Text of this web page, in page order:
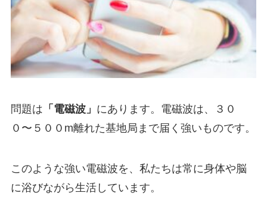
問題は 「電磁波」 にあります。電磁波は、
３０
０〜５００m離れた基地局まで届く強いものです。
このような強い電磁波を、私たちは常に身体や脳
に浴びながら生活しています。